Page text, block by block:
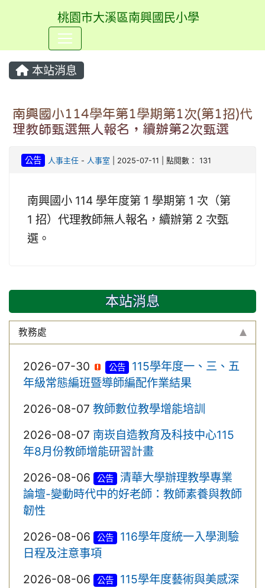
桃園市大溪區南興國民小學
本站消息
南興國小114學年第1學期第1次(第1招)代
理教師甄選無人報名，續辦第2次甄選
公告 人事主任- 人事室 | 2025-07-11 | 點閱數： 131
南興國小 114 學年度第 1 學期第 1 次（第
1 招）代理教師無人報名，續辦第 2 次甄
選。
本站消息
教務處
2026-07-30 公告
115學年度一、三、五
年級常態編班暨導師編配作業結果
2026-08-07 教師數位教學增能培訓
2026-08-07 南崁自造教育及科技中心115
年8月份教師增能研習計畫
2026-08-06
公告
清華大學辦理教學專業
論壇-變動時代中的好老師：教師素養與教師
韌性
2026-08-06
公告
116學年度統一入學測驗
日程及注意事項
2026-08-06
公告
115學年度藝術與美感深